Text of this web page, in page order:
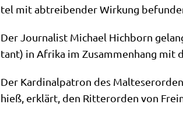
tel mit abtrei­ben­der Wir­kung
Der Jour­na­list Micha­el Hich­born
tant) in Afri­ka im Zusam­men­hang mit
Der Kar­di­nal­pa­tron des
hieß, erklärt, den Rit­ter­or­den von